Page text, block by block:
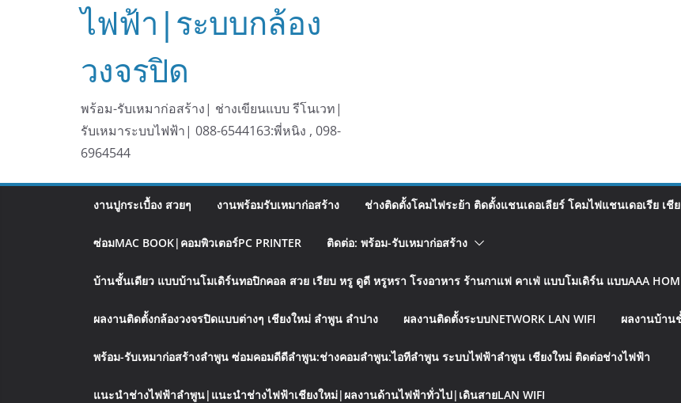
ไฟฟ้า|ระบบกล้อง
วงจรปิด
พร้อม-รับเหมาก่อสร้าง| ช่างเขียนแบบ รีโนเวท|
รับเหมาระบบไฟฟ้า| 088-6544163:พี่หนิง , 098-
6964544
งานปูกระเบื้อง สวยๆ งานพร้อมรับเหมาก่อสร้าง ช่างติดตั้งโคมไฟระย้า ติดตั้งแชนเดอเลียร์ โคมไฟแชนเดอเรีย เชี
ซ่อมMAC BOOK|คอมพิวเตอร์PC PRINTER ติดต่อ: พร้อม-รับเหมาก่อสร้าง
บ้านชั้นเดียว แบบบ้านโมเดิร์นทอปิกคอล สวย เรียบ หรู ดูดี หรูหรา โรงอาหาร ร้านกาแฟ คาเฟ่ แบบโมเดิร์น แบบAAA
ผลงานติดตั้งกล้องวงจรปิดแบบต่างๆ เชียงใหม่ ลำพูน ลำปาง ผลงานติดตั้งระบบNETWORK LAN WIFI ผลงานบ้าน
พร้อม-รับเหมาก่อสร้างลำพูน ซ่อมคอมดีดีลำพูน:ช่างคอมลำพูน:ไอทีลำพูน ระบบไฟฟ้าลำพูน เชียงใหม่ ติดต่อช่างไฟฟ้า
แนะนำช่างไฟฟ้าลำพูน|แนะนำช่างไฟฟ้าเชียงใหม่|ผลงานด้านไฟฟ้าทั่วไป|เดินสายLAN WIFI